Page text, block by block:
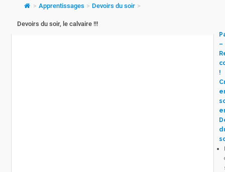
> Apprentissages > Devoirs du soir >
Devoirs du soir, le calvaire !!!
–
!